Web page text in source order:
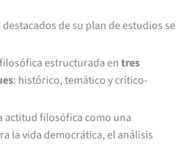
de su plan de estudios se
estructurada entres
: histórico, temático y crítico-
actitud filosófica como una
la vida democrática, el análisis